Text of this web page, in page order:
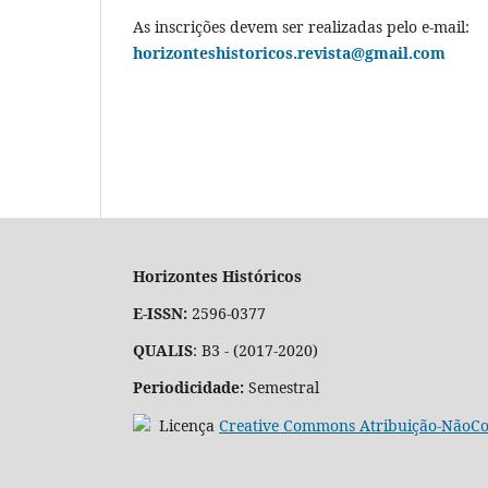
As inscrições devem ser realizadas pelo e-mail:
horizonteshistoricos.revista@gmail.com
Horizontes Históricos
E-ISSN: 2596-0377
QUALIS: B3 - (2017-2020)
Periodicidade: Semestral
Licença Creative Commons Atribuição-